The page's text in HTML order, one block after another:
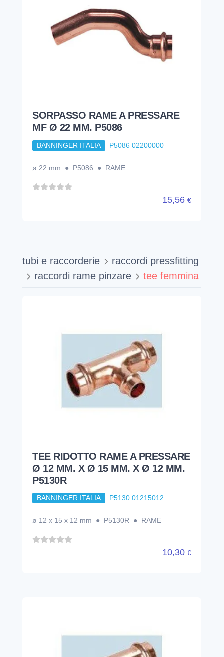
SORPASSO RAME A PRESSARE
MF Ø 22 MM. P5086
BANNINGER ITALIA P5086 02200000
ø 22 mm ● P5086 ● RAME
15,56 €
tubi e raccorderie
raccordi pressfitting
raccordi rame pinzare
tee femmina
TEE RIDOTTO RAME A PRESSARE
Ø 12 MM. X Ø 15 MM. X Ø 12 MM.
P5130R
BANNINGER ITALIA P5130 01215012
ø 12 x 15 x 12 mm ● P5130R ● RAME
10,30 €